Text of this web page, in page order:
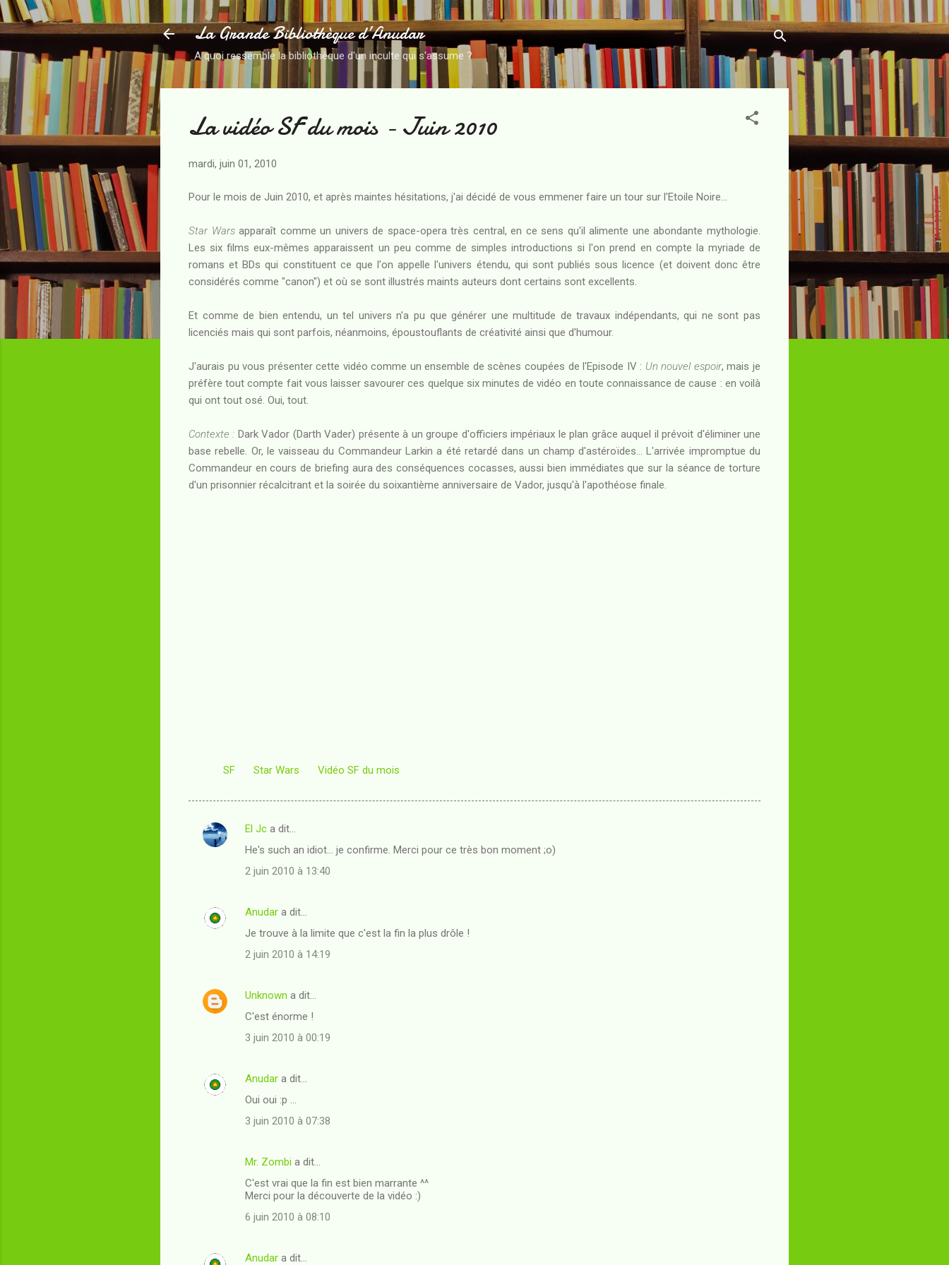
Accéder au contenu principal
La Grande Bibliothèque d’Anudar
A quoi ressemble la bibliothèque d'un inculte qui s'assume ?
La vidéo SF du mois - Juin 2010
mardi, juin 01, 2010
Pour le mois de Juin 2010, et après maintes hésitations, j'ai décidé de vous emmener faire un tour sur l'Etoile Noire...
Star Warsapparaît comme un univers de space-opera très central, en ce sens qu'il alimente une abondante mythologie.
Les six films eux-mêmes apparaissent un peu comme de simples introductions si l'on prend en compte la myriade de
romans et BDs qui constituent ce que l'on appelle l'univers étendu, qui sont publiés sous licence (et doivent donc être
considérés comme "canon") et où se sont illustrés maints auteurs dont certains sont excellents.
Et comme de bien entendu, un tel univers n'a pu que générer une multitude de travaux indépendants, qui ne sont pas
licenciés mais qui sont parfois, néanmoins, époustouflants de créativité ainsi que d'humour.
J'aurais pu vous présenter cette vidéo comme un ensemble de scènes coupées de l'Episode IV : Un nouvel espoir, mais je
préfère tout compte fait vous laisser savourer ces quelque six minutes de vidéo en toute connaissance de cause : en voilà
qui ont tout osé. Oui, tout.
Contexte : Dark Vador (Darth Vader) présente à un groupe d'officiers impériaux le plan grâce auquel il prévoit d'éliminer une
base rebelle. Or, le vaisseau du Commandeur Larkin a été retardé dans un champ d'astéroïdes... L'arrivée impromptue du
Commandeur en cours de briefing aura des conséquences cocasses, aussi bien immédiates que sur la séance de torture
d'un prisonnier récalcitrant et la soirée du soixantième anniversaire de Vador, jusqu'à l'apothéose finale.
SF Star Wars Vidéo SF du mois
C
e
i
r
El Jc a dit…
He's such an idiot... je confirme. Merci pour ce très bon moment ;o)
2 juin 2010 à 13:40
Anudar a dit…
Je trouve à la limite que c'est la fin la plus drôle !
2 juin 2010 à 14:19
Unknown a dit…
C'est énorme !
3 juin 2010 à 00:19
Anudar a dit…
Oui oui :p ...
3 juin 2010 à 07:38
Mr. Zombi a dit…
C'est vrai que la fin est bien marrante ^^
Merci pour la découverte de la vidéo :)
6 juin 2010 à 08:10
Anudar a dit…